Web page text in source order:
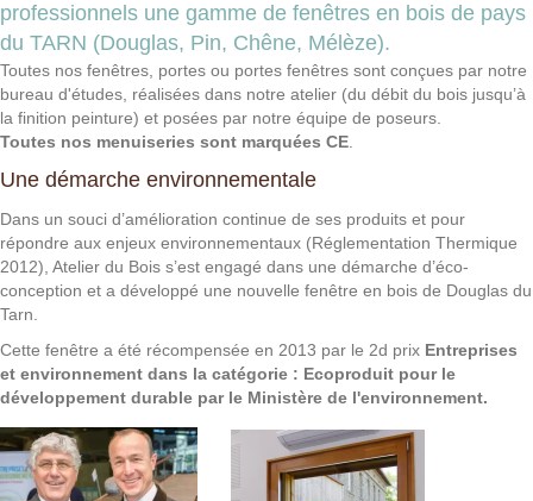
professionnels une gamme de fenêtres en bois de pays
du TARN (Douglas, Pin, Chêne, Mélèze).
Toutes nos fenêtres, portes ou portes fenêtres sont conçues par notre
bureau d'études, réalisées dans notre atelier (du débit du bois jusqu’à
la finition peinture) et posées par notre équipe de poseurs.
Toutes nos menuiseries sont marquées CE.
Une démarche environnementale
Dans un souci d’amélioration continue de ses produits et pour
répondre aux enjeux environnementaux (Réglementation Thermique
2012), Atelier du Bois s’est engagé dans une démarche d’éco-
conception et a développé une nouvelle fenêtre en bois de Douglas du
Tarn.
Cette fenêtre a été récompensée en 2013 par le 2d prix Entreprises
et environnement dans la catégorie : Ecoproduit pour le
développement durable par le Ministère de l'environnement.